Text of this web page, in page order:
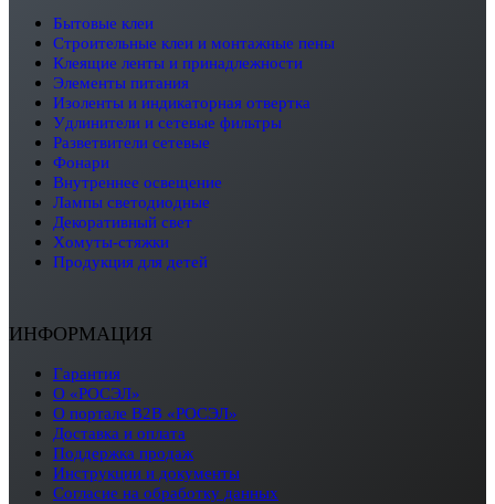
бытовые клеи
строительные клеи и монтажные пены
клеящие ленты и принадлежности
элементы питания
изоленты и индикаторная отвертка
удлинители и сетевые фильтры
разветвители сетевые
фонари
внутреннее освещение
лампы светодиодные
декоративный свет
хомуты-стяжки
продукция для детей
ИНФОРМАЦИЯ
Гарантия
О «РОСЭЛ»
О портале B2B «РОСЭЛ»
Доставка и оплата
Поддержка продаж
Инструкции и документы
Согласие на обработку данных